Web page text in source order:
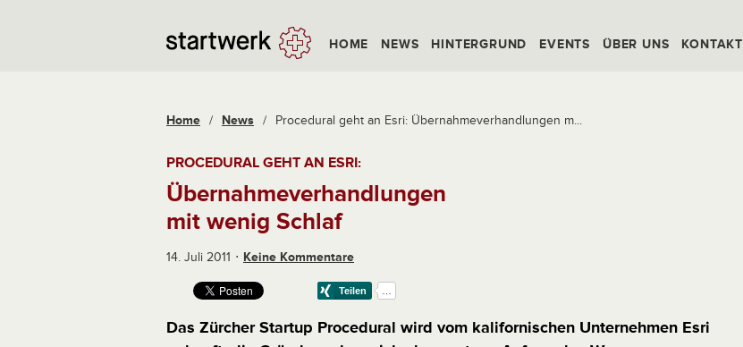
HOME NEWS HINTERGRUND EVENTS ÜBER UNS KONTAKT
Home / News / Procedural geht an Esri: Übernahmeverhandlungen m...
PROCEDURAL GEHT AN ESRI:
Übernahmeverhandlungen
mit wenig Schlaf
14. Juli 2011 Keine Kommentare
Das Zürcher Startup Procedural wird vom kalifornischen Unternehmen Esri